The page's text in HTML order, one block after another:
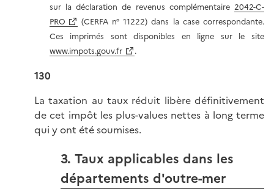
sur la déclaration de revenus complémentaire 2042-C-
PRO
(CERFA n° 11222) dans la case correspondante.
Ces imprimés sont disponibles en ligne sur le site
www.impots.gouv.fr
.
130
La taxation au taux réduit libère définitivement
de cet impôt les plus-values nettes à long terme
qui y ont été soumises.
3. Taux applicables dans les
départements d'outre-mer